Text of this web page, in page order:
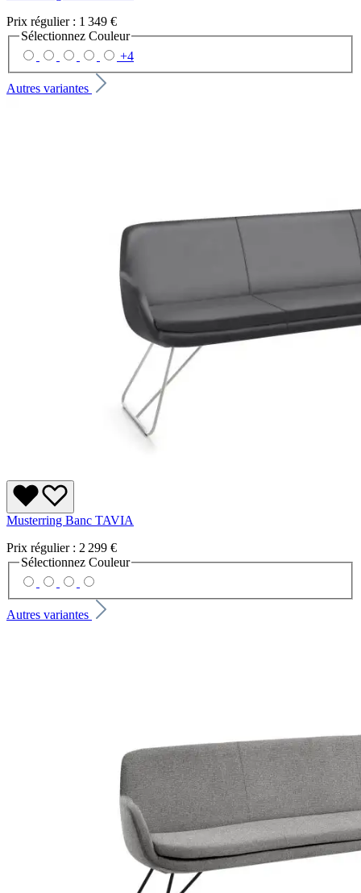
Prix régulier : 1 349 €
Sélectionnez Couleur
+4
Autres variantes
Musterring Banc TAVIA
Prix régulier : 2 299 €
Sélectionnez Couleur
Autres variantes